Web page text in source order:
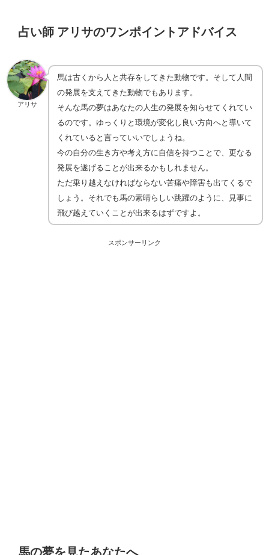
占い師 アリサのワンポイントアドバイス
アリサ
馬は古くから人と共存をしてきた動物です。そして人間
の発展を支えてきた動物でもあります。
そんな馬の夢はあなたの人生の発展を知らせてくれてい
るのです。ゆっくりと環境が変化し良い方向へと導いて
くれていると言っていいでしょうね。
今の自分の生き方や考え方に自信を持つことで、更なる
発展を遂げることが出来るかもしれません。
ただ乗り越えなければならない苦痛や障害も出てくるで
しょう。それでも馬の素晴らしい跳躍のように、見事に
飛び越えていくことが出来るはずですよ。
スポンサーリンク
馬の夢を見たあなたへ